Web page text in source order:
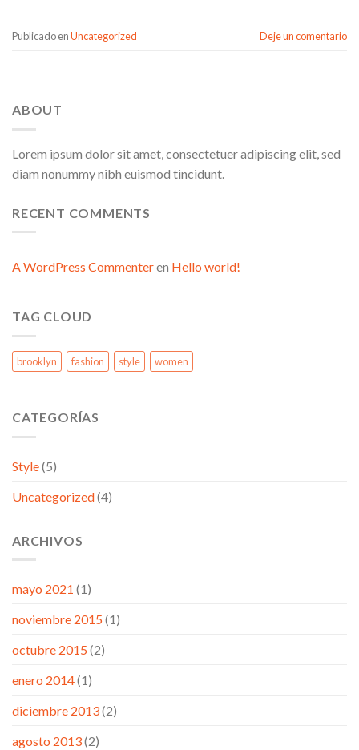
Publicado enUncategorized Deje un comentario
ABOUT
Lorem ipsum dolor sit amet, consectetuer adipiscing elit, sed
diam nonummy nibh euismod tincidunt.
RECENT COMMENTS
A WordPress Commenteren Hello world!
TAG CLOUD
brooklyn fashion style women
CATEGORÍAS
Style(5)
Uncategorized(4)
ARCHIVOS
mayo 2021 (1)
noviembre 2015(1)
octubre 2015(2)
enero 2014(1)
diciembre 2013(2)
agosto 2013(2)